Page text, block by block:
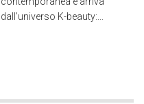
dall’universo K-beauty:...